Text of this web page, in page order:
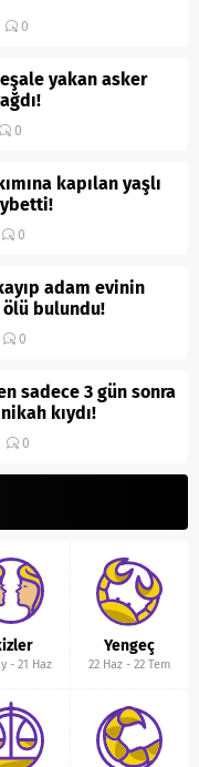
0
yakan asker
0
kapılan yaşlı
0
adam evinin
ölü bulundu!
0
sadece 3 gün sonra
kıydı!
0
- 21 Haz
Yengeç
22 Haz- 22 Tem